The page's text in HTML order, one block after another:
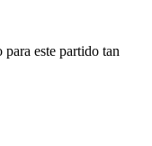
este partido tan